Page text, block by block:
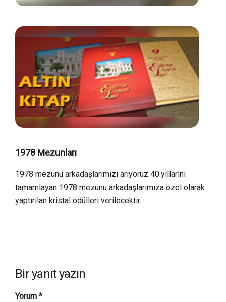
1978 Mezunları
1978 mezunu arkadaşlarımızı arıyoruz 40.yıllarını
tamamlayan 1978 mezunu arkadaşlarımıza özel olarak
yaptırılan kristal ödülleri verilecektir.
Bir yanıt yazın
Yorum *